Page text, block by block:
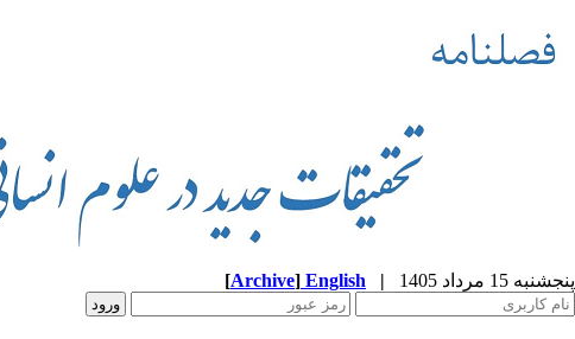
پنجشنبه 15 مرداد 1405 |
English
[Archive]